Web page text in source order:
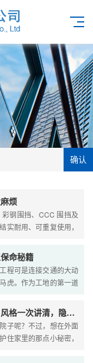
确认
烦
钢围挡、CCC 围挡及
实耐用、可重复使用，
等交通设施一站式服
命秘籍
程可是连接交通的大动
虎。作为工地的第一道
目管理者在面对那些复
型不对或者安装的时候
事故没少发生。怎么才
特殊环境的桥梁围挡，
庭院围挡怎么选？高度、材质、风格一次讲清，隐私美观两不误
子呢？不过，想在外面
住家里的那点小秘密，